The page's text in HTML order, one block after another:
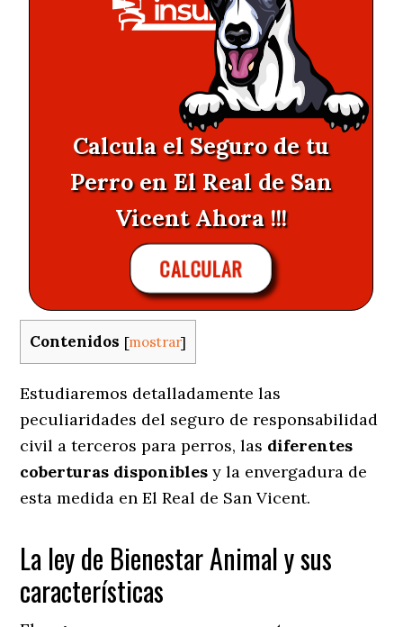
Calcula el Seguro de tu
Perro en El Real de San
Vicent Ahora !!!
CALCULAR
Contenidos [mostrar]
Estudiaremos detalladamente las
peculiaridades del seguro de responsabilidad
civil a terceros para perros, las diferentes
coberturas disponibles y la envergadura de
esta medida en El Real de San Vicent.
La ley de Bienestar Animal y sus
características